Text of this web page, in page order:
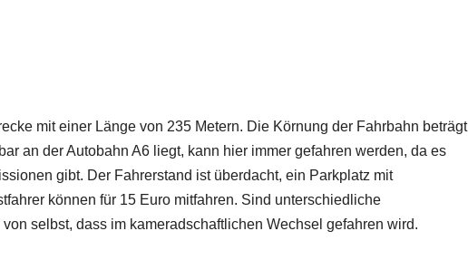
mit einer Länge von 235 Metern. Die Körnung der Fahrbahn beträgt
an der Autobahn A6 liegt, kann hier immer gefahren werden, da es
gibt. Der Fahrerstand ist überdacht, ein Parkplatz mit
können für 15 Euro mitfahren. Sind unterschiedliche
selbst, dass im kameradschaftlichen Wechsel gefahren wird.